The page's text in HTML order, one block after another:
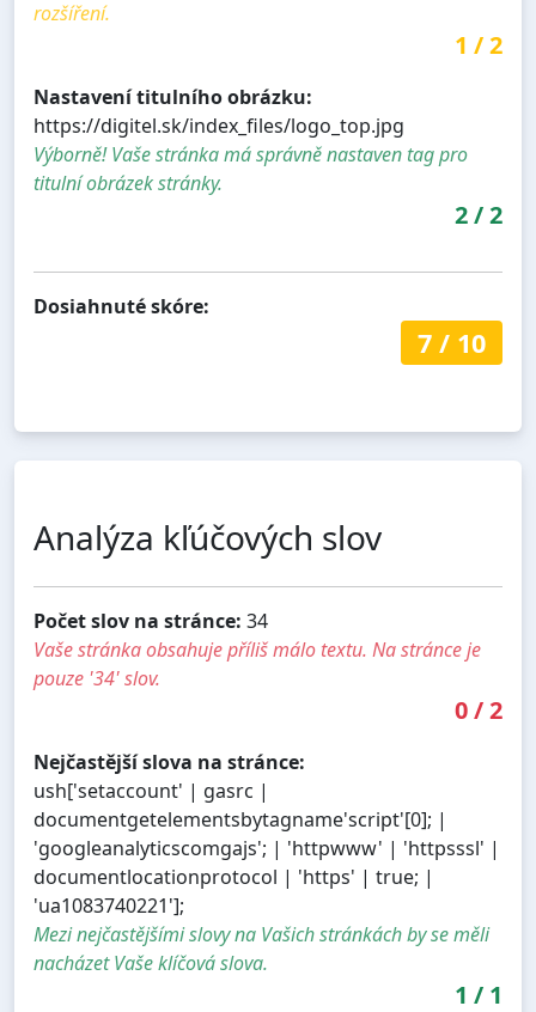
rozšíření.
1 /2
Nastavení titulního obrázku:
https://digitel.sk/index_files/logo_top.jpg
Výborně! Vaše stránka má správně nastaven tag pro
titulní obrázek stránky.
2/2
Dosiahnuté skóre:
7/ 10
Analýza kľúčových slov
Počet slov na stránce: 34
Vaše stránka obsahuje příliš málo textu. Na stránce je
pouze '34' slov.
0/2
Nejčastější slova na stránce:
ush['setaccount' | gasrc |
documentgetelementsbytagname'script'[0]; |
'googleanalyticscomgajs'; | 'httpwww' | 'httpsssl' |
documentlocationprotocol | 'https' | true; |
'ua1083740221'];
Mezi nejčastějšími slovy na Vašich stránkách by se měli
nacházet Vaše klíčová slova.
1 / 1